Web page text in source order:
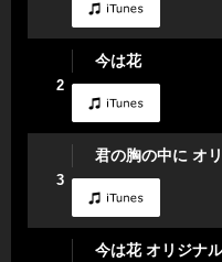
2
今は花
3
君の胸の中に オ
今は花 オリジナ